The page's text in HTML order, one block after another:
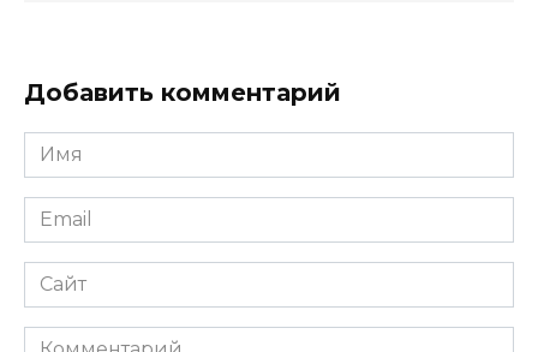
Добавить комментарий
Имя
*
Email
*
Сайт
Комментарий